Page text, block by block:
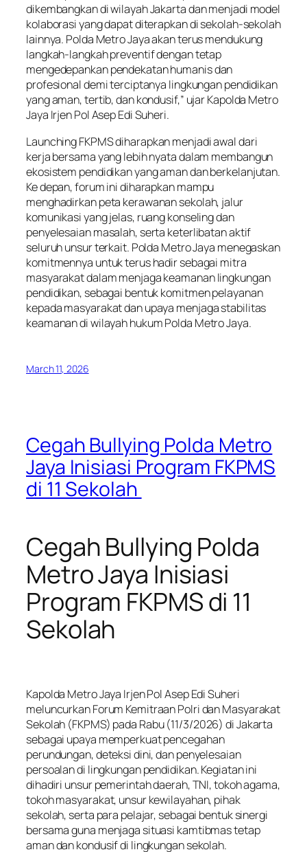
dikembangkan di wilayah Jakarta dan menjadi model
kolaborasi yang dapat diterapkan di sekolah-sekolah
lainnya. Polda Metro Jaya akan terus mendukung
langkah-langkah preventif dengan tetap
mengedepankan pendekatan humanis dan
profesional demi terciptanya lingkungan pendidikan
yang aman, tertib, dan kondusif,” ujar Kapolda Metro
Jaya Irjen Pol Asep Edi Suheri.
Launching FKPMS diharapkan menjadi awal dari
kerja bersama yang lebih nyata dalam membangun
ekosistem pendidikan yang aman dan berkelanjutan.
Ke depan, forum ini diharapkan mampu
menghadirkan peta kerawanan sekolah, jalur
komunikasi yang jelas, ruang konseling dan
penyelesaian masalah, serta keterlibatan aktif
seluruh unsur terkait. Polda Metro Jaya menegaskan
komitmennya untuk terus hadir sebagai mitra
masyarakat dalam menjaga keamanan lingkungan
pendidikan, sebagai bentuk komitmen pelayanan
kepada masyarakat dan upaya menjaga stabilitas
keamanan di wilayah hukum Polda Metro Jaya.
March 11, 2026
Cegah Bullying Polda Metro
Jaya Inisiasi Program FKPMS
di 11 Sekolah
Cegah Bullying Polda
Metro Jaya Inisiasi
Program FKPMS di 11
Sekolah
Kapolda Metro Jaya Irjen Pol Asep Edi Suheri
meluncurkan Forum Kemitraan Polri dan Masyarakat
Sekolah (FKPMS) pada Rabu (11/3/2026) di Jakarta
sebagai upaya memperkuat pencegahan
perundungan, deteksi dini, dan penyelesaian
persoalan di lingkungan pendidikan. Kegiatan ini
dihadiri unsur pemerintah daerah, TNI, tokoh agama,
tokoh masyarakat, unsur kewilayahan, pihak
sekolah, serta para pelajar, sebagai bentuk sinergi
bersama guna menjaga situasi kamtibmas tetap
aman dan kondusif di lingkungan sekolah.